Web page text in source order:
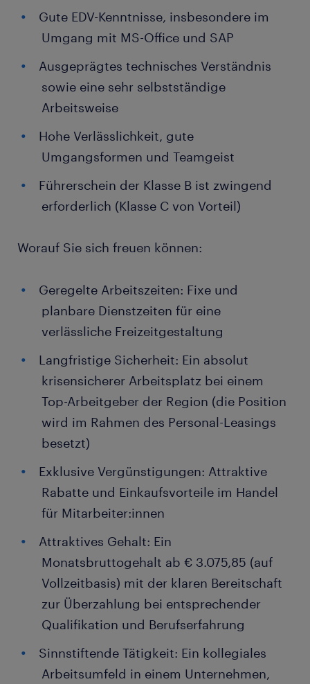
Gute EDV-Kenntnisse, insbesondere im
Umgang mit MS-Office und SAP
Ausgeprägtes technisches Verständnis
sowie eine sehr selbstständige
Arbeitsweise
Hohe Verlässlichkeit, gute
Umgangsformen und Teamgeist
Führerschein der Klasse B ist zwingend
erforderlich (Klasse C von Vorteil)
Worauf Sie sich freuen können:
Geregelte Arbeitszeiten: Fixe und
planbare Dienstzeiten für eine
verlässliche Freizeitgestaltung
Langfristige Sicherheit: Ein absolut
krisensicherer Arbeitsplatz bei einem
Top-Arbeitgeber der Region (die Position
wird im Rahmen des Personal-Leasings
besetzt)
Exklusive Vergünstigungen: Attraktive
Rabatte und Einkaufsvorteile im Handel
für Mitarbeiter:innen
Attraktives Gehalt: Ein
Monatsbruttogehalt ab € 3.075,85 (auf
Vollzeitbasis) mit der klaren Bereitschaft
zur Überzahlung bei entsprechender
Qualifikation und Berufserfahrung
Sinnstiftende Tätigkeit: Ein kollegiales
Arbeitsumfeld in einem Unternehmen,